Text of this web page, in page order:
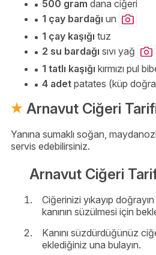
500 gram dana ciğeri
1 çay bardağı un
1 çay kaşığı tuz
2 su bardağı sıvı yağ
1 tatlı kaşığı kırmızı pul
4 adet patates (küp
Arnavut Ciğeri
Yanına sumaklı soğan,
servis edebilirsiniz.
Arnavut Ciğeri Tarifi
Ciğerinizi yıkayıp
kanının süzülmesi için
Kanını süzdürdüğünüz
eklediğiniz una bulayın.